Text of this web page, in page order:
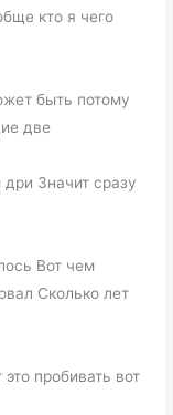
кто я чего
быть потому
две
Значит сразу
Вот чем
Сколько лет
пробивать вот